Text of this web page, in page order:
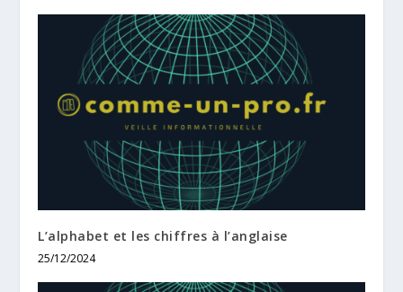
L’alphabet et les chiffres à l’anglaise
25/12/2024